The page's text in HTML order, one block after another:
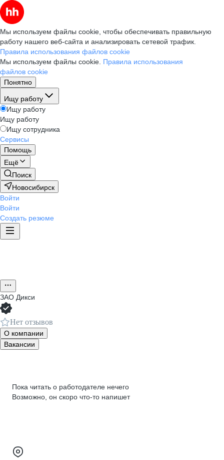
Мы используем файлы cookie, чтобы обеспечивать правильную
работу нашего веб-сайта и анализировать сетевой трафик.
Правила использования файлов cookie
Мы используем файлы cookie. Правила использования
файлов cookie
Понятно
Ищу работу
Ищу работу
Ищу работу
Ищу сотрудника
Сервисы
Помощь
Ещё
Поиск
Новосибирск
Войти
Войти
Создать резюме
ЗАО Дикси
Нет отзывов
О компании
Вакансии
Пока читать о работодателе нечего
Возможно, он скоро что‑то напишет